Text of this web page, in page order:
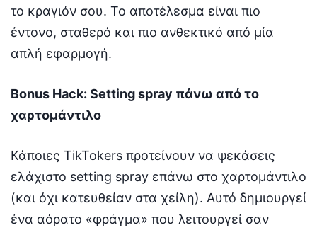
το κραγιόν σου. Το αποτέλεσμα είναι πιο
έντονο, σταθερό και πιο ανθεκτικό από μία
απλή εφαρμογή.
Bonus Hack: Setting spray πάνω από το
χαρτομάντιλο
Κάποιες TikTokers προτείνουν να ψεκάσεις
ελάχιστο setting spray επάνω στο χαρτομάντιλο
(και όχι κατευθείαν στα χείλη). Αυτό δημιουργεί
ένα αόρατο «φράγμα» που λειτουργεί σαν